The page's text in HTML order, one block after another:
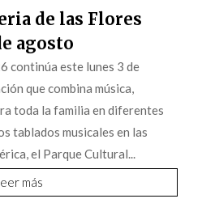
de las Flores
agosto
continúa este lunes 3 de
que combina música,
toda la familia en diferentes
tablados musicales en las
el Parque Cultural...
más